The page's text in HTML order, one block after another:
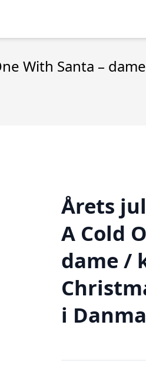
With Santa –
Årets
A Cold
dame /
i